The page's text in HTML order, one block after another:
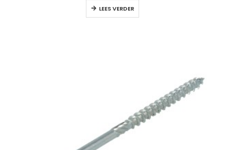
LEES VERDER